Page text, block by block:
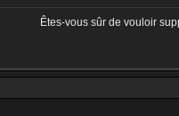
Êtes-vous sûr de vouloir